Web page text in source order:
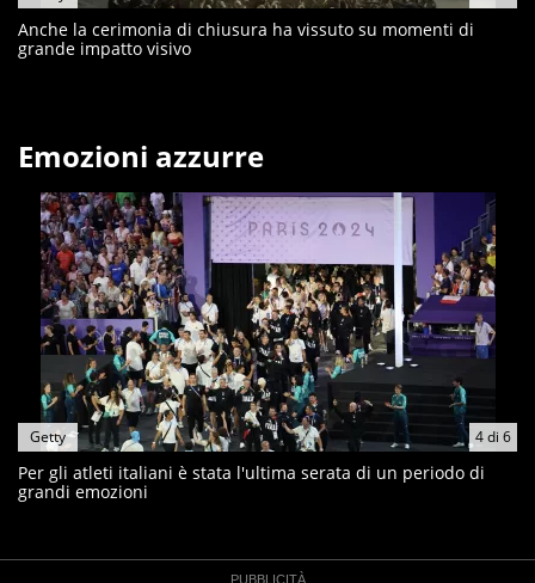
Anche la cerimonia di chiusura ha vissuto su momenti di
grande impatto visivo
Emozioni azzurre
4di 6
Getty
Per gli atleti italiani è stata l'ultima serata di un periodo di
grandi emozioni